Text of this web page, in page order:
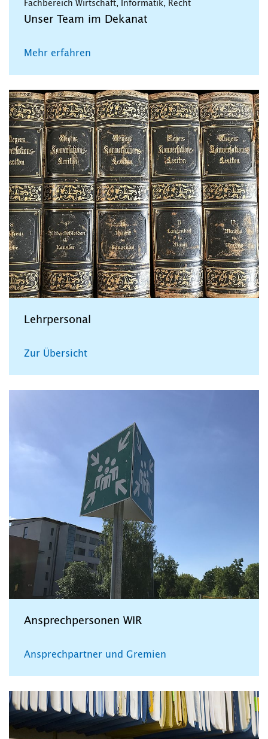
Fachbereich Wirtschaft, Informatik, Recht
Unser Team im Dekanat
Mehr erfahren
Lehrpersonal
Zur Übersicht
Ansprechpersonen WIR
Ansprechpartner und Gremien